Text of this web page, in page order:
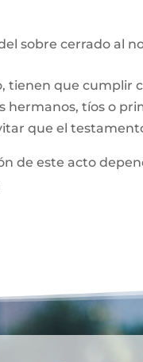
sobre cerrado al
que cumplir
tíos o
que el
de este acto